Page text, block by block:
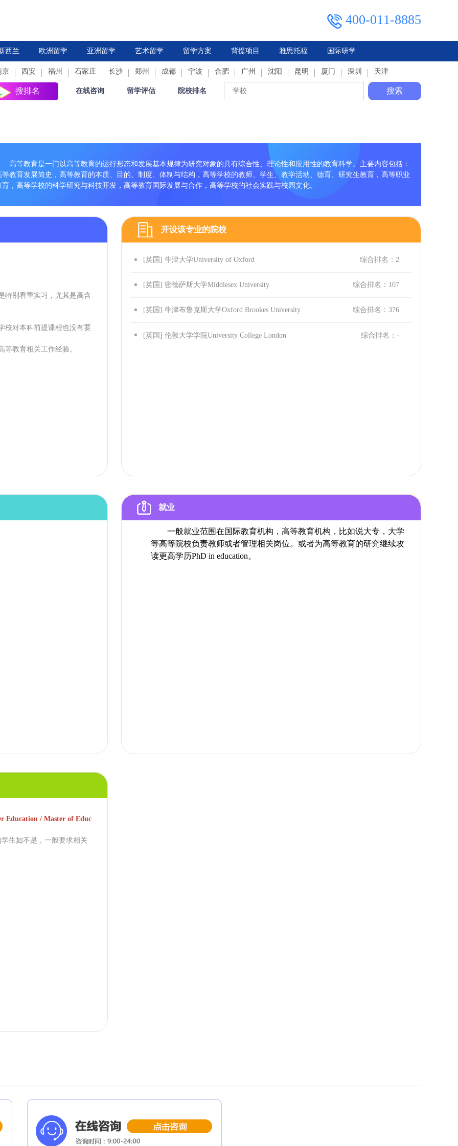
400-011-8885
西兰 欧洲留学
德国 法国 荷兰 西班牙 意大利 瑞典 俄罗斯
亚洲留学
中国香港 新加坡 日本 韩国 马来西亚 泰国
艺术留学 留学方案 背提项目 雅思托福 国际研学
京 西安 福州 石家庄 长沙 郑州 成都 宁波 合肥 广州 沈阳 昆明 厦门 深圳 天津
搜排名 在线咨询 留学评估 院校排名 搜索
高等教育是一门以高等教育的运行形态和发展基本规律为研究对象的具有综合性、理论性和应用性的教育科学。主要内容包括：
等教育发展简史，高等教育的本质、目的、制度、体制与结构，高等学校的教师、学生、教学活动、德育、研究生教育，高等职业
育，高等学校的科学研究与科技开发，高等教育国际发展与合作，高等学校的社会实践与校园文化。
特别看重实习，尤其是高含
校对本科前提课程也没有要
教育相关工作经验。
开设该专业的院校
[英国] 牛津大学University of Oxford 综合排名：2
[英国] 密德萨斯大学Middlesex University 综合排名：107
[英国] 牛津布鲁克斯大学Oxford Brookes University 综合排名：376
[英国] 伦敦大学学院University College London 综合排名：-
就业
一般就业范围在国际教育机构，高等教育机构，比如说大专，大学
等高等院校负责教师或者管理相关岗位。或者为高等教育的研究继续攻
读更高学历PhD in education。
Education / Master of Educ
生如不是，一般要求相关